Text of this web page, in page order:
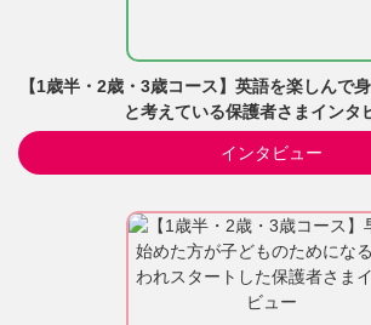
【1歳半・2歳・3歳コース】英語を楽しんで
と考えている保護者さまインタ
インタビュー